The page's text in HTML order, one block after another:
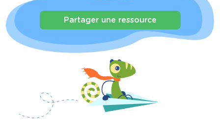
Partager une ressource